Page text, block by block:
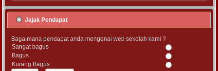
Jajak Pendapat
Bagaimana pendapat anda mengenai web sekolah kami ?
Sangat bagus
Bagus
Kurang Bagus